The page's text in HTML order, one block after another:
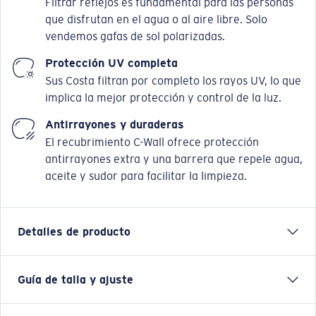
que disfrutan en el agua o al aire libre. Solo
vendemos gafas de sol polarizadas.
Protección UV completa
Sus Costa filtran por completo los rayos UV, lo que
implica la mejor protección y control de la luz.
Antirrayones y duraderas
El recubrimiento C-Wall ofrece protección
antirrayones extra y una barrera que repele agua,
aceite y sudor para facilitar la limpieza.
Detalles de producto
Nuestra última montura playera presta atención a las
Guía de talla y ajuste